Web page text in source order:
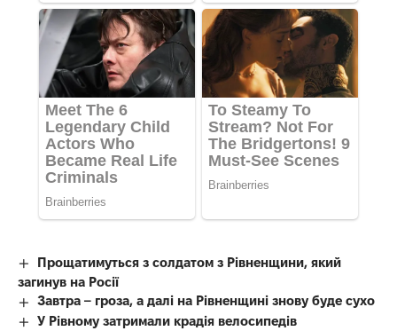
Прощатимуться з солдатом з Рівненщини, який
загинув на Росії
Завтра – гроза, а далі на Рівненщині знову буде сухо
У Рівному затримали крадія велосипедів